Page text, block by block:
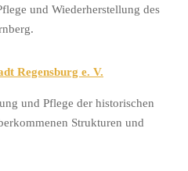
und Wiederherstellung des
Regensburg e. V.
und Pflege der historischen
Strukturen und